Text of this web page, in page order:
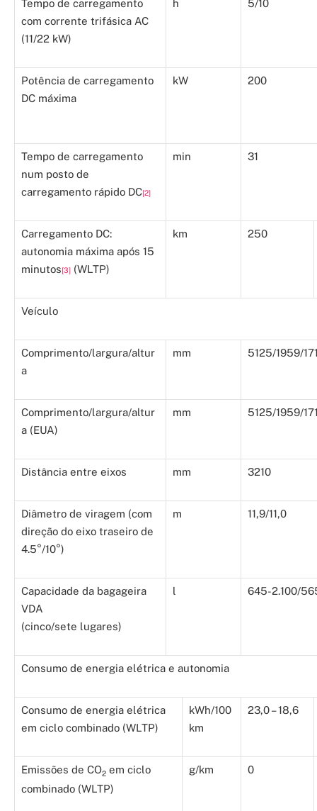
Tempo de carregamento
com corrente trifásica AC
(11/22 kW)
h 5/10
Potência de carregamento
DC máxima
kW 200
Tempo de carregamento
num posto de
carregamento rápido DC[2]
min 31
Carregamento DC:
autonomia máxima após 15
minutos[3] (WLTP)
km 250
Veículo
Comprimento/largura/altur
a
mm 5125/1959/
Comprimento/largura/altur
a (EUA)
mm 5125/1959/
Distância entre eixos mm 3210
Diâmetro de viragem (com
direção do eixo traseiro de
4.5°/10°)
m 11,9/11,0
Capacidade da bagageira
VDA
(cinco/sete lugares)
l 645-2.100/
Consumo de energia elétrica e autonomia
Consumo de energia elétrica
em ciclo combinado (WLTP)
kWh/100
km
23,0 – 18,6
Emissões de CO2 em ciclo
combinado (WLTP)
g/km 0